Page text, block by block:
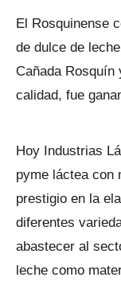
El Rosquinense
de dulce de
Cañada Rosquín
calidad, fue
Hoy Industrias
pyme láctea con
prestigio en la
diferentes
abastecer al
leche como